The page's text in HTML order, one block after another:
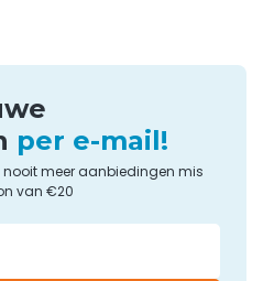
per e-mail!
nooit meer aanbiedingen mis
van €20